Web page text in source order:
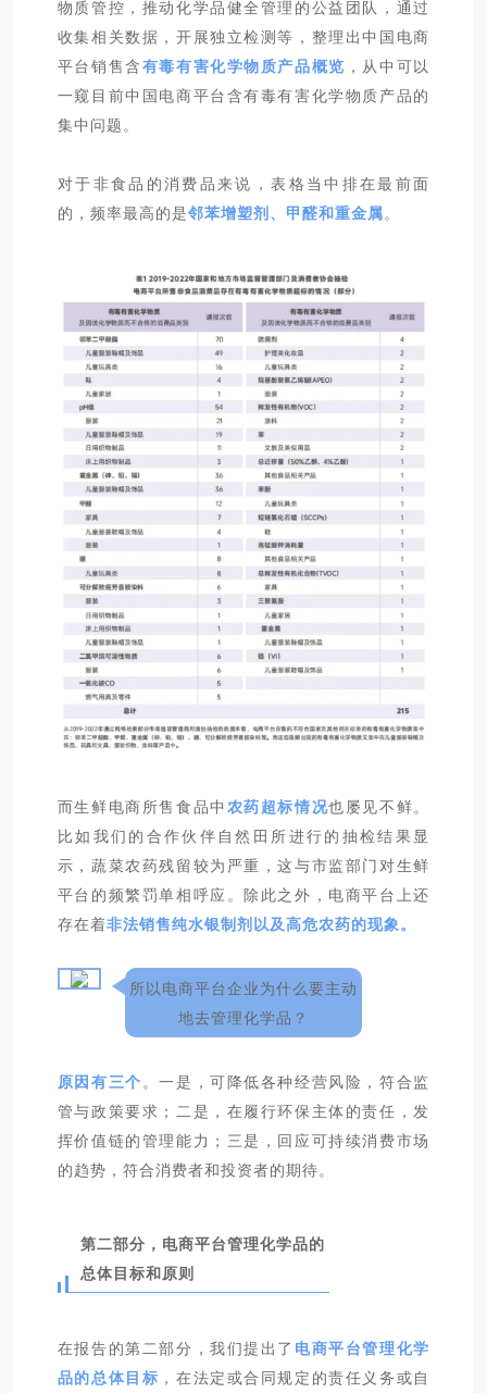
物质管控，推动化学品健全管理的公益团队，通过
收集相关数据，开展独立检测等，整理出中国电商
平台销售含有毒有害化学物质产品概览 ，从中可以
一窥目前中国电商平台含有毒有害化学物质产品的
集中问题。
对于非食品的消费品来说，表格当中排在最前面
的，频率最高的是邻苯增塑剂、甲醛和重金属。
而生鲜电商所售食品中 农药超标情况也屡见不鲜。
比如我们的合作伙伴自然田所进行的抽检结果显
示，蔬菜农药残留较为严重，这与市监部门对生鲜
平台的频繁罚单相呼应。除此之外，电商平台上还
存在着非法销售纯水银制剂以及高危农药的现象。
所以电商平台企业为什么要主动
地去管理化学品？
原因有三个 。一是，可降低各种经营风险，符合监
管与政策要求；二是，在履行环保主体的责任，发
挥价值链的管理能力；三是，回应可持续消费市场
的趋势，符合消费者和投资者的期待。
第二部分，电商平台管理化学品的
总体目标和原则
在报告的第二部分，我们提出了 电商平台管理化学
品的总体目标 ，在法定或合同规定的责任义务或自